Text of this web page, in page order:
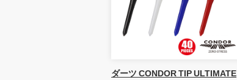
ダーツ CONDOR TIP ULTIMATE